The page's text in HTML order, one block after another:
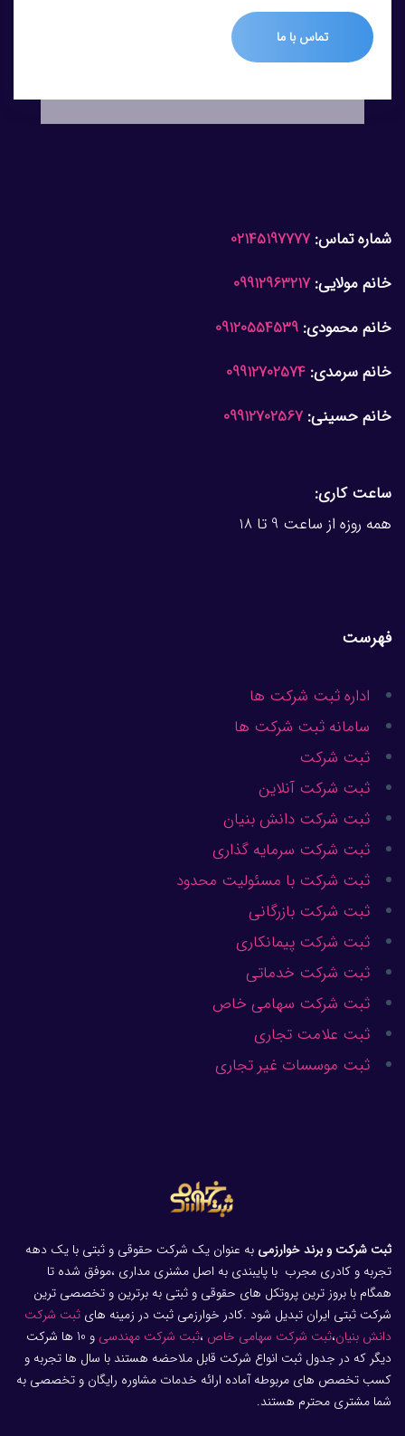
تماس با ما
شماره تماس: 02145197777
خانم مولایی: 09912963217
خانم محمودی: 09120554539
خانم سرمدی: 09912702574
خانم حسینی: 09912702567
ساعت کاری:
همه روزه از ساعت 9 تا 18
فهرست
اداره ثبت شرکت ها
سامانه ثبت شرکت ها
ثبت شرکت
ثبت شرکت آنلاین
ثبت شرکت دانش بنیان
ثبت شرکت سرمایه گذاری
ثبت شرکت با مسئولیت محدود
ثبت شرکت بازرگانی
ثبت شرکت پیمانکاری
ثبت شرکت خدماتی
ثبت شرکت سهامی خاص
ثبت علامت تجاری
ثبت موسسات غیر تجاری
ثبت شرکت و برند خوارزمی به عنوان یک شرکت حقوقی و ثبتی با یک دهه
تجربه و کادری مجرب با پایبندی به اصل مشنری مداری ،موفق شده تا
همگام با بروز ترین پروتکل های حقوقی و ثبتی به برترین و تخصصی ترین
شرکت ثبتی ایران تبدیل شود .کادر خوارزمی ثبت در زمینه های ثبت شرکت
دانش بنیان،ثبت شرکت سهامی خاص ،ثبت شرکت مهندسی
و 10 ها شرکت
دیگر که در جدول ثبت انواع شرکت قابل ملاحضه هستند با سال ها تجربه و
کسب تخصص های مربوطه آماده ارائه خدمات مشاوره رایگان و تخصصی به
شما مشتری محترم هستند.